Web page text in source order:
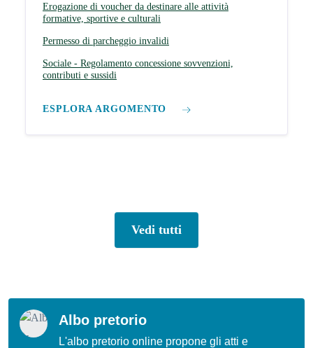
Erogazione di voucher da destinare alle attività
formative, sportive e culturali
Permesso di parcheggio invalidi
Sociale - Regolamento concessione sovvenzioni,
contributi e sussidi
ESPLORA ARGOMENTO
Vedi tutti
Albo pretorio
L'albo pretorio online propone gli atti e